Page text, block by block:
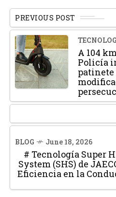
PREVIOUS POST
A 104
Policía
BLOG June 18, 2026
# Tecnología Super
System (SHS) de
Eficiencia en la